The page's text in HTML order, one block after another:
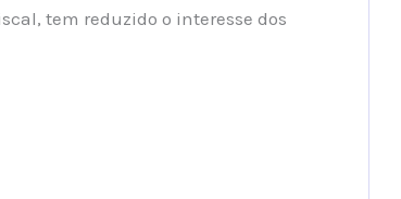
tem reduzido o interesse dos